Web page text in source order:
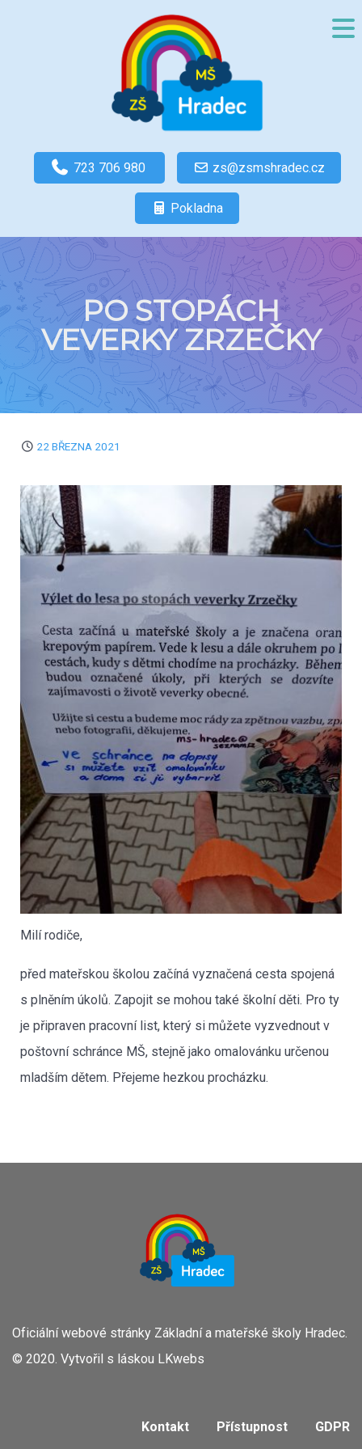
723 706 980 zs@zsmshradec.cz
Pokladna
PO STOPÁCH
VEVERKY ZRZEČKY
22 BŘEZNA 2021
Milí rodiče,
před mateřskou školou začíná vyznačená cesta spojená
s plněním úkolů. Zapojit se mohou také školní děti. Pro ty
je připraven pracovní list, který si můžete vyzvednout v
poštovní schránce MŠ, stejně jako omalovánku určenou
mladším dětem. Přejeme hezkou procházku.
Oficiální webové stránky Základní a mateřské školy Hradec.
© 2020. Vytvořil s láskou LKwebs
Kontakt Přístupnost GDPR